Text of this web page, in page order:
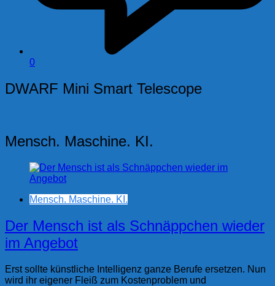
0
DWARF Mini Smart Telescope
Mensch. Maschine. KI.
Mensch. Maschine. KI.
Der Mensch ist als Schnäppchen wieder
im Angebot
Erst sollte künstliche Intelligenz ganze Berufe ersetzen. Nun
wird ihr eigener Fleiß zum Kostenproblem und